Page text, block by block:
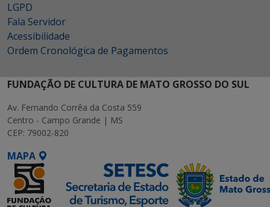
LGPD
Fala Servidor
Acessibilidade
Ordem Cronológica de Pagamentos
FUNDAÇÃO DE CULTURA DE MATO GROSSO DO SUL
Av. Fernando Corrêa da Costa 559
Centro - Campo Grande | MS
CEP: 79002-820
MAPA